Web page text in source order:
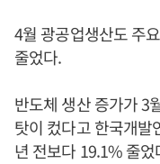
4월 광공업생산도 주
줄었다.
반도체 생산 증가가 3
탓이 컸다고 한국개발
년 전보다 19.1% 줄었